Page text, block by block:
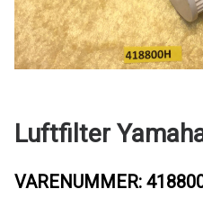
Luftfilter
VARENUMMER: